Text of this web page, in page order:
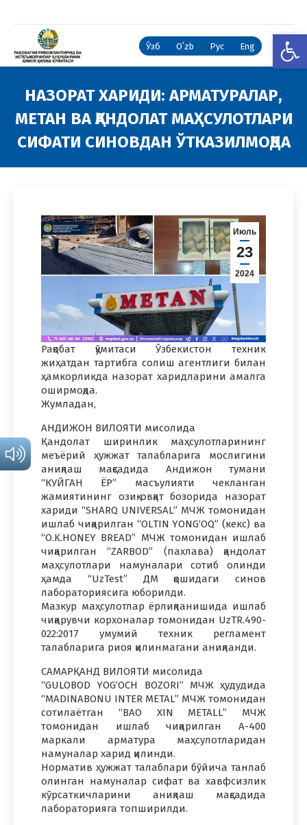
Ўзб Oʻzb Рус Eng
НАЗОРАТ ХАРИДИ: АРМАТУРАЛАР,
МЕТАН ВА ҚАНДОЛАТ МАҲСУЛОТЛАРИ
СИФАТИ СИНОВДАН ЎТКАЗИЛМОҚДА
Июль
23
2024
Рақобат қўмитаси Ўзбекистон техник
жиҳатдан тартибга солиш агентлиги билан
ҳамкорликда назорат харидларини амалга
оширмоқда.
Жумладан,
АНДИЖОН ВИЛОЯТИ мисолида
Қандолат ширинлик маҳсулотларининг
меъёрий ҳужжат талабларига мослигини
аниқлаш мақсадида Андижон тумани
“КУЙГАН ЁР” масъулияти чекланган
жамиятининг озиқ-овқат бозорида назорат
хариди “SHARQ UNIVERSAL” МЧЖ томонидан
ишлаб чиқарилган “OLTIN YONG‘OQ” (кекс) ва
“O.K.HONEY BREAD” МЧЖ томонидан ишлаб
чиқарилган “ZARBOD” (пахлава) қандолат
маҳсулотлари намуналари сотиб олинди
ҳамда “UzTest” ДМ қошидаги синов
лабораториясига юборилди.
Мазкур маҳсулотлар ёрлиқланишида ишлаб
чиқарувчи корхоналар томонидан UzTR.490-
022:2017 умумий техник регламент
талабларига риоя қилинмагани аниқланди.
САМАРҚАНД ВИЛОЯТИ мисолида
“GULOBOD YOG‘OCH BOZORI” МЧЖ ҳудудида
“MADINABONU INTER METAL” МЧЖ томонидан
сотилаётган “BAO XIN METALL” МЧЖ
томонидан ишлаб чиқарилган А-400
маркали арматура маҳсулотларидан
намуналар харид қилинди.
Норматив ҳужжат талаблари бўйича танлаб
олинган намуналар сифат ва хавфсизлик
кўрсаткичларини аниқлаш мақсадида
лабораторияга топширилди.